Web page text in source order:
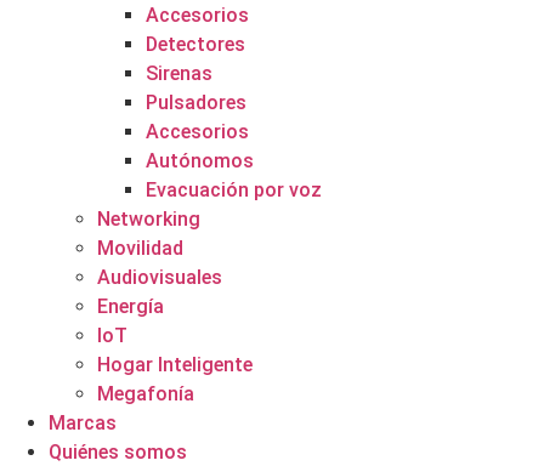
Accesorios
Detectores
Sirenas
Pulsadores
Accesorios
Autónomos
Evacuación por voz
Networking
Movilidad
Audiovisuales
Energía
IoT
Hogar Inteligente
Megafonía
Marcas
Quiénes somos